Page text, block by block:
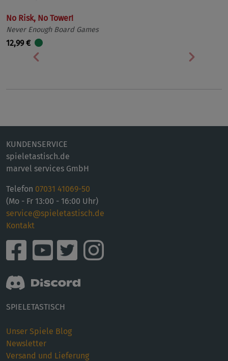
No Risk, No Tower!
Never Enough Board Games
12,99 €
Vorherige
KUNDENSERVICE
spieletastisch.de
marvel services GmbH
Telefon 07031 41069-50
(Mo - Fr 13:00 - 16:00 Uhr)
service@spieletastisch.de
Kontakt
SPIELETASTISCH
Unser Spiele Blog
Newsletter
Versand und Lieferung